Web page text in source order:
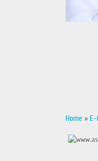
Home » E-